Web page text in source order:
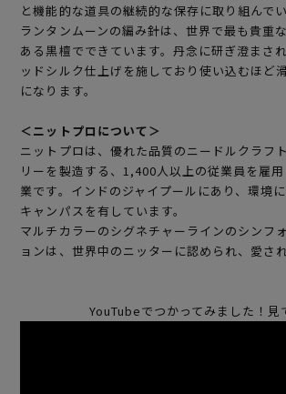
と機能的な道具の継続的な保存に取り組んでい
ランタンムーンの編み針は、世界で最も貴重
ある黒檀でできています。丹念に研ぎ澄まさ
ッドシルク仕上げを施しており使い込むほど
になります。
＜ニットプロについて＞
ニットプロは、優れた品質のニードルクラフ
リーを製造する、1,400人以上の従業員を雇
業です。インドのジャイプールにあり、環境
キャンパスを有しています。
マルチカラーのシグネチャーラインのシンフ
ョンは、世界中のニッターに認められ、愛され
YouTubeでつかってみました！見